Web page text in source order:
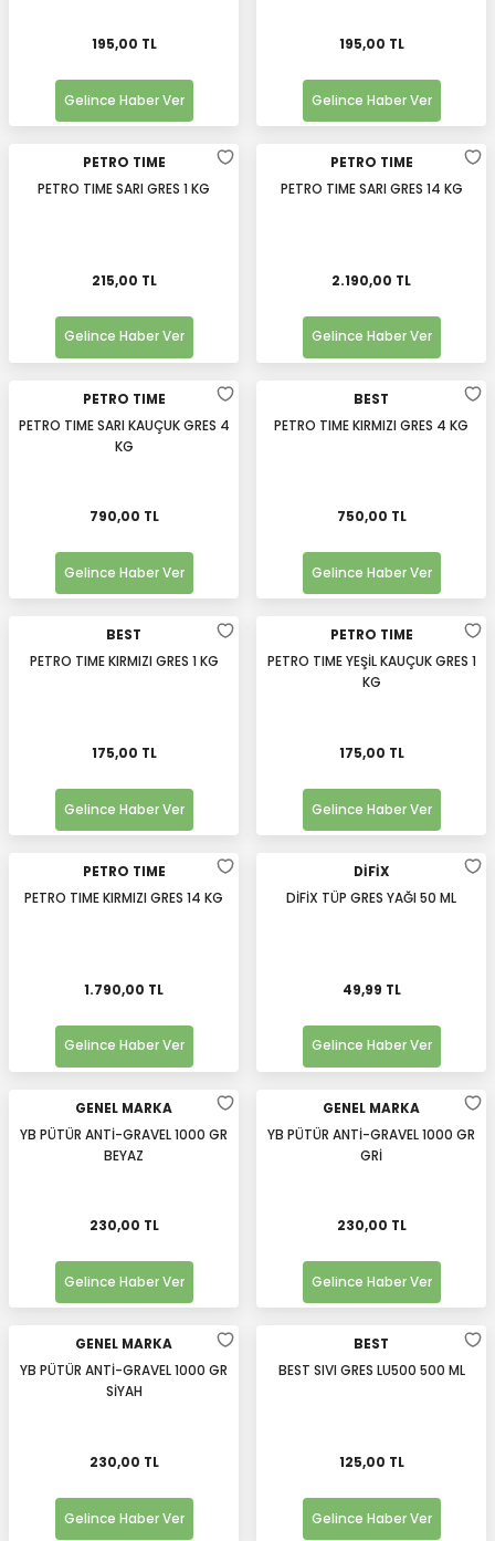
195,00 TL
Gelince Haber Ver
195,00 TL
Gelince Haber Ver
PETRO TIME
PETRO TIME SARI GRES 1 KG
215,00 TL
Gelince Haber Ver
PETRO TIME
PETRO TIME SARI GRES 14 KG
2.190,00 TL
Gelince Haber Ver
PETRO TIME
PETRO TIME SARI KAUÇUK GRES 4
KG
790,00 TL
Gelince Haber Ver
BEST
PETRO TIME KIRMIZI GRES 4 KG
750,00 TL
Gelince Haber Ver
BEST
PETRO TIME KIRMIZI GRES 1 KG
175,00 TL
Gelince Haber Ver
PETRO TIME
PETRO TIME YEŞİL KAUÇUK GRES 1
KG
175,00 TL
Gelince Haber Ver
PETRO TIME
PETRO TIME KIRMIZI GRES 14 KG
1.790,00 TL
Gelince Haber Ver
DİFİX
DİFİX TÜP GRES YAĞI 50 ML
49,99 TL
Gelince Haber Ver
GENEL MARKA
YB PÜTÜR ANTİ-GRAVEL 1000 GR
BEYAZ
230,00 TL
Gelince Haber Ver
GENEL MARKA
YB PÜTÜR ANTİ-GRAVEL 1000 GR
GRİ
230,00 TL
Gelince Haber Ver
GENEL MARKA
YB PÜTÜR ANTİ-GRAVEL 1000 GR
SİYAH
230,00 TL
Gelince Haber Ver
BEST
BEST SIVI GRES LU500 500 ML
125,00 TL
Gelince Haber Ver